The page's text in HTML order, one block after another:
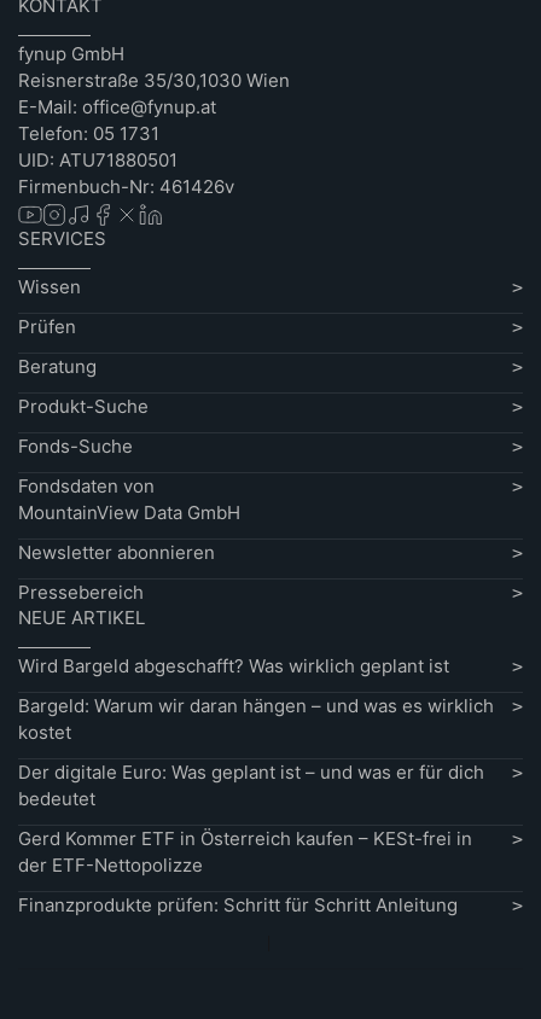
KONTAKT
fynup GmbH
Reisnerstraße 35/30,1030 Wien
E-Mail: office@fynup.at
Telefon: 05 1731
UID: ATU71880501
Firmenbuch-Nr: 461426v
SERVICES
Wissen
Prüfen
Beratung
Produkt-Suche
Fonds-Suche
Fondsdaten von
MountainView Data GmbH
Newsletter abonnieren
Pressebereich
NEUE ARTIKEL
Wird Bargeld abgeschafft? Was wirklich geplant ist
Bargeld: Warum wir daran hängen – und was es wirklich
kostet
Der digitale Euro: Was geplant ist – und was er für dich
bedeutet
Gerd Kommer ETF in Österreich kaufen – KESt-frei in
der ETF-Nettopolizze
Finanzprodukte prüfen: Schritt für Schritt Anleitung